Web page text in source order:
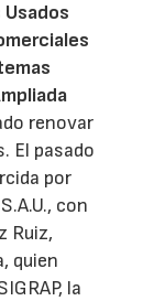
renovar
El pasado
por
con
Ruiz,
quien
la